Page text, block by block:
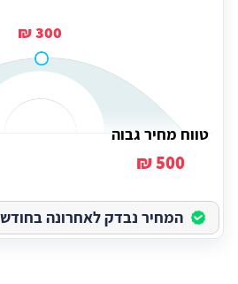
300 ₪
טווח מחיר גבוה
500 ₪
המחיר נבדק לאחרונה בחודש